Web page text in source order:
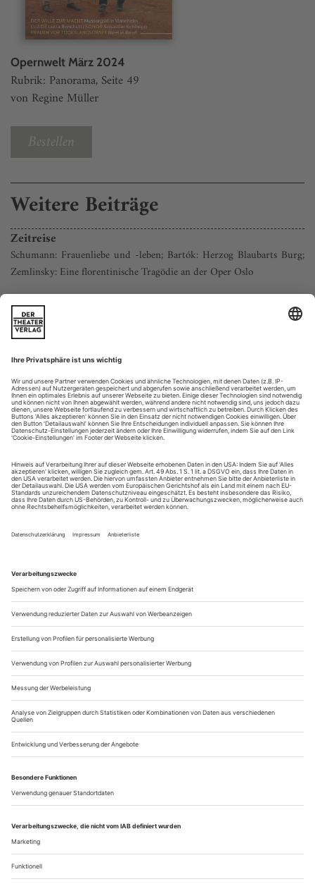
Opernwelt März 2024
Rubrik: Panorama, Seite 49
von Regine Müller
Bestellen
Weitere Beiträge
Zeitreise
Schumann: Frauenliebe und -leben; Bartók: Herzog Blaubarts Burg;
Zemlinsky: Eine florentinische Tragödie an der Oper Oslo
Hat dieser Mann mit den diversen Namen etwas gelernt im
Laufe der zwei Jahrhunderte, in dem wir ihm an diesem
Abend an der Norwegischen Oper in Oslo begegnen, im
Rahmen eines so nie zuvor dagewesenen Opern-Triptychons?
Zu Beginn, in Schumanns Liedzyklus «Frauenliebe und -
leben», spielt John Lundgren den Hausherrn eines vornehmen
Stadtpalais, der zur musikalischen...
Der Mensch ist sich selbst Teufel genug
Deutscher Erstaufführung am Aalto-Theater Essen, mit Regisseurin
Tatjana Gürbaca und Einspringerin Netta Or als doppeltem Gretchen
Ob die Musikgeschichte gerecht sei? Es ist dies eine ebenso
berechtigte wie stetig wiederkehrende Frage. Denn mit jedem
auf. Seit bald 15 Jahren arbeitet eine emsige Gruppe
musikalischer Archäologen unter dem Dach der Stiftung
Palazzetto Bru Zane an der...
Der Zauber des Androgynen
Russell Oberlins faszinierender Parcours durch die abendländische
Musikgeschichte
Er war einer der größten Sänger des 20. Jahrhunderts und ist
doch kaum bekannt – der 2016 verstorbene US-Amerikaner
Russell Oberlin. 1959 nahm er ein Recital mit Händel-Arien
auf, das zweifelsohne zu den Glanzlichtern des Barockgesangs
gehört. Darunter befindet sich auch die Arie «Ombra cara di
mia sposa», in der Radamisto den vermeintlichen Tod seiner
Frau Zenobia...